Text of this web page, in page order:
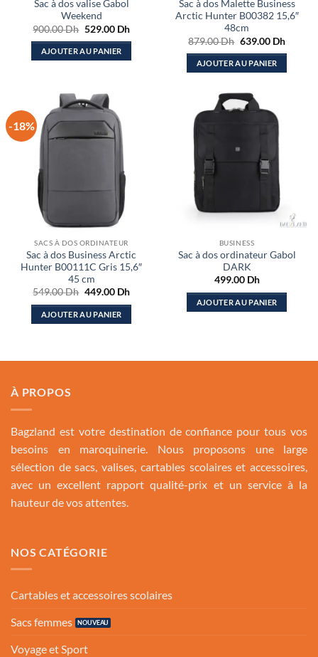
Sac à dos valise Gabol
Weekend
900.00Dh Le
initial
était :
529.00 DhLe
actuel
AJOUTER AU PANIER
Sac à dos Malette Business
Arctic Hunter B00382 15,6″
48cm
879.00Dh Le
initial
était :
639.00 DhLe
actuel
AJOUTER AU PANIER
-18%
SACS À DOS ORDINATEUR
Sac à dos Business Arctic
Hunter B00111C Gris 15,6″
45 cm
549.00Dh Le
initial
était :
449.00 DhLe
actuel
AJOUTER AU PANIER
BUSINESS
Sac à dos ordinateur Gabol
DARK
499.00 Dh
AJOUTER AU PANIER
À PROPOS
Bagzland est votre destination de confiance pour tous vos
besoins en maroquinerie. Nous proposons une large
sélection de sacs, valises, cartables scolaires et accessoires,
avec un excellent rapport qualité-prix et un service à la
hauteur de vos attentes.
NOS CATÉGORIE
Cartables et accessoires scolaires
Sacs femmes
Voyage et Sport